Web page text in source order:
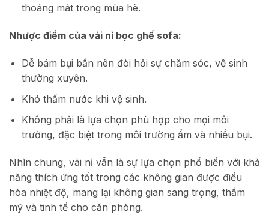
thoáng mát trong mùa hè.
Nhược điểm của vải nỉ bọc ghế sofa:
Dễ bám bụi bẩn nên đòi hỏi sự chăm sóc, vệ sinh
thường xuyên.
Khó thấm nước khi vệ sinh.
Không phải là lựa chọn phù hợp cho mọi môi
trường, đặc biệt trong môi trường ẩm và nhiều bụi.
Nhìn chung, vải nỉ vẫn là sự lựa chọn phổ biến với khả
năng thích ứng tốt trong các không gian được điều
hòa nhiệt độ, mang lại không gian sang trọng, thẩm
mỹ và tinh tế cho căn phòng.